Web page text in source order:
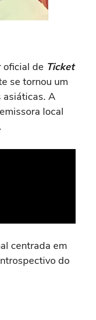
de Ticket
se tornou um
asiáticas. A
local
.
centrada em
do